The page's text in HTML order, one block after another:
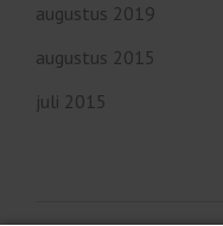
augustus 2019
augustus 2015
juli 2015